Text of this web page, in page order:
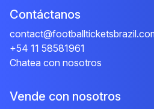
Contáctanos
+54 11 58581961
Chatea con nosotros
Vende con nosotros